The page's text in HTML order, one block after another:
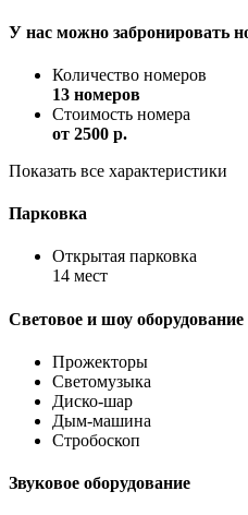
У нас можно забронировать
Количество номеров
13 номеров
Стоимость номера
от 2500 p.
Показать все характеристики
Парковка
Открытая парковка
14 мест
Световое и шоу оборудование
Прожекторы
Светомузыка
Диско-шар
Дым-машина
Стробоскоп
Звуковое оборудование